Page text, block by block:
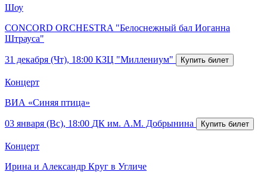
Шоу
CONCORD ORCHESTRA "Белоснежный бал Иоганна
Штрауса"
31 декабря (Чт), 18:00 КЗЦ "Миллениум"
Концерт
ВИА «Синяя птица»
03 января (Вс), 18:00 ДК им. А.М. Добрынина
Концерт
Ирина и Александр Круг в Угличе